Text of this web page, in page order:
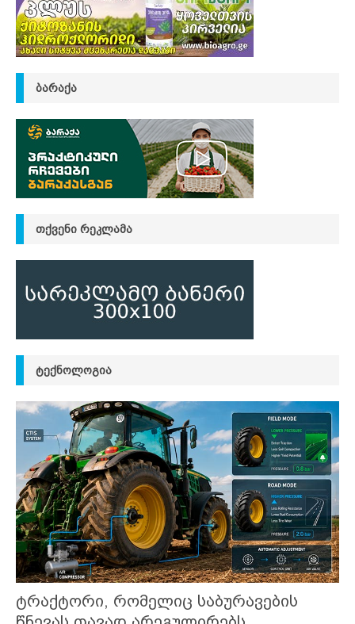
ᲑᲐᲠᲐᲥᲐ
ᲗᲥᲕᲔᲜᲘ ᲠᲔᲙᲚᲐᲛᲐ
ᲢᲔᲥᲜᲝᲚᲝᲒᲘᲐ
ტრაქტორი, რომელიც საბურავების